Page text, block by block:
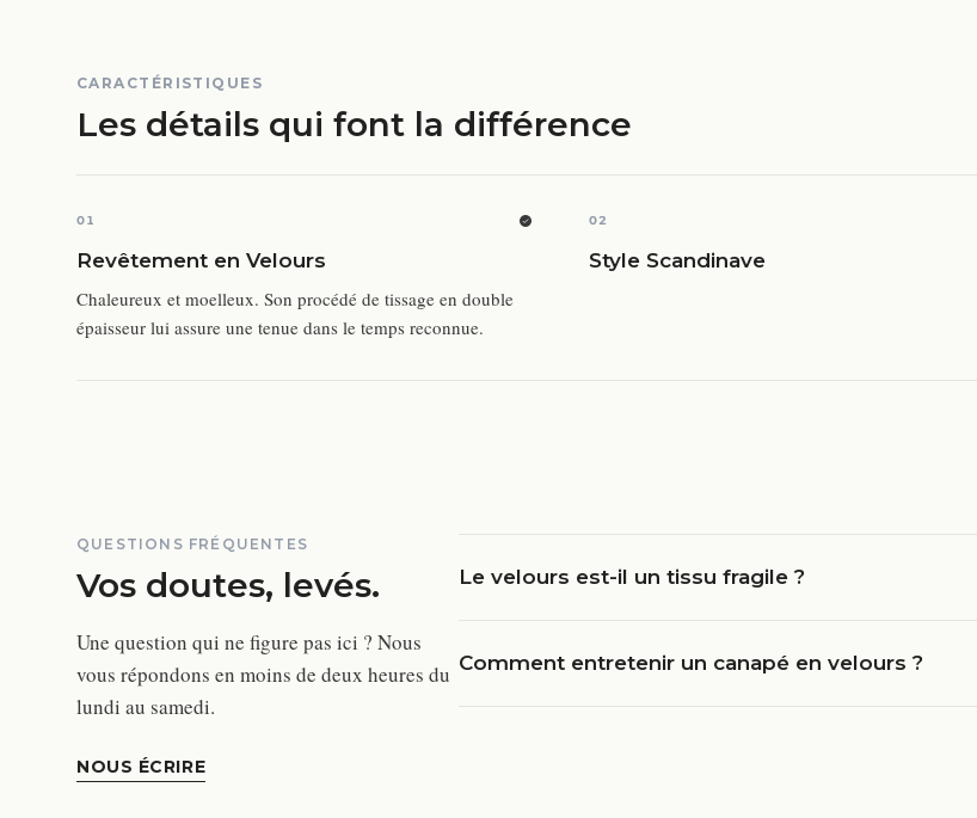
CARACTÉRISTIQUES
Les détails qui font la différence
01
Revêtement en Velours
Chaleureux et moelleux. Son procédé de tissage en double
épaisseur lui assure une tenue dans le temps reconnue.
02
Style Scandinave
QUESTIONS FRÉQUENTES
Vos doutes, levés.
Une question qui ne figure pas ici ? Nous
vous répondons en moins de deux heures du
lundi au samedi.
NOUS ÉCRIRE
Le velours est-il un tissu fragile ?
Comment entretenir un canapé en velours ?